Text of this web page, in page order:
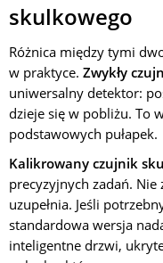
skulkowego
Różnica między tymi
w praktyce. Zwykły
uniwersalny detektor:
dzieje się w pobliżu. To
podstawowych pułapek.
Kalikrowany czujnik
precyzyjnych zadań. Nie
uzupełnia. Jeśli
standardowa wersja
inteligentne drzwi,